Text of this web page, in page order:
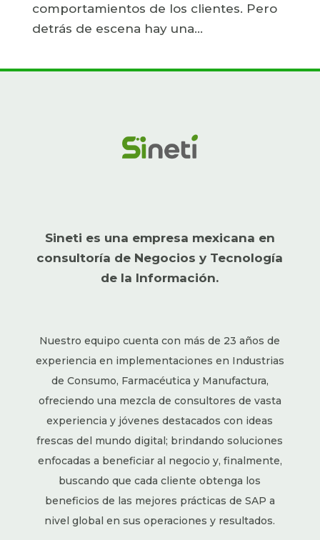
comportamientos de los clientes. Pero
detrás de escena hay una...
Sineti es una empresa mexicana en
consultoría de Negocios y Tecnología
de la Información.
Nuestro equipo cuenta con más de 23 años de
experiencia en implementaciones en Industrias
de Consumo, Farmacéutica y Manufactura,
ofreciendo una mezcla de consultores de vasta
experiencia y jóvenes destacados con ideas
frescas del mundo digital; brindando soluciones
enfocadas a beneficiar al negocio y, finalmente,
buscando que cada cliente obtenga los
beneficios de las mejores prácticas de SAP a
nivel global en sus operaciones y resultados.